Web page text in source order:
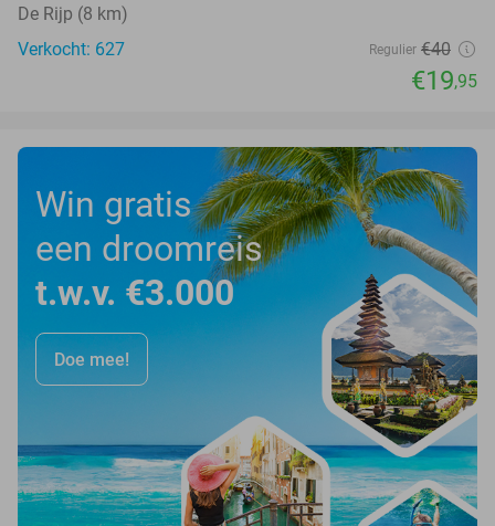
De Rijp (8 km)
Verkocht: 627
Regulier €40
€19,95
Win gratis
een droomreis
t.w.v. €3.000
Doe mee!